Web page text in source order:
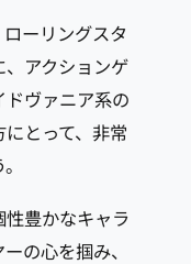
ローリングスタ
アクションゲ
ヴァニア系の
とって、非常
性豊かなキャラ
の心を掴み、